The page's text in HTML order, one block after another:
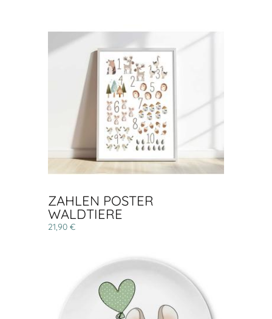
ZAHLEN POSTER
WALDTIERE
21,90 €